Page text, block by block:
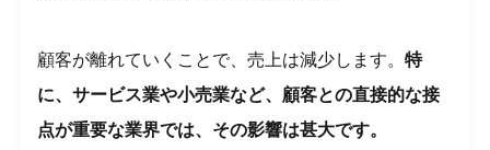
顧客が離れていくことで、売上は減少します。特
に、サービス業や小売業など、顧客との直接的な接
点が重要な業界では、その影響は甚大です。